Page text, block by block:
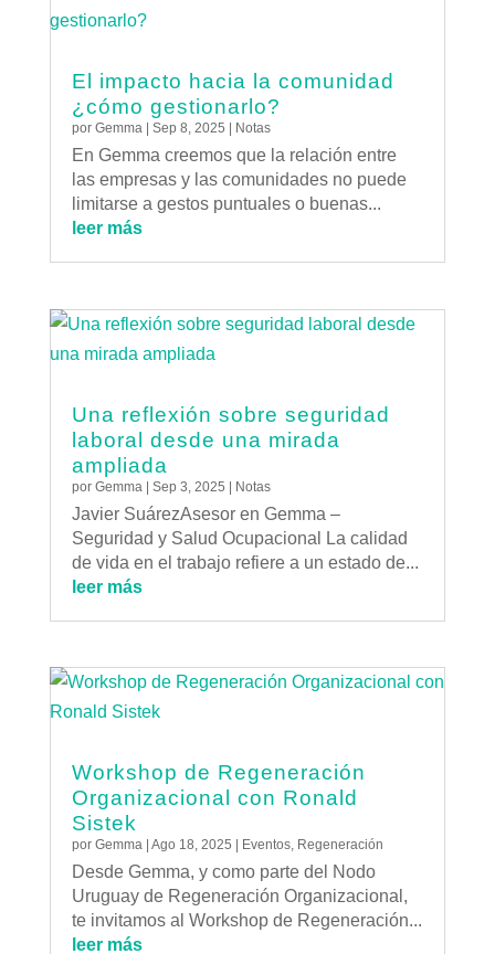
El impacto hacia la comunidad
¿cómo gestionarlo?
por Gemma| Sep 8, 2025 Notas
En Gemma creemos que la relación entre
las empresas y las comunidades no puede
limitarse a gestos puntuales o buenas...
leer más
Una reflexión sobre seguridad
laboral desde una mirada
ampliada
por Gemma | Sep 3, 2025 | Notas
Javier SuárezAsesor en Gemma –
Seguridad y Salud Ocupacional La calidad
de vida en el trabajo refiere a un estado de...
leer más
Workshop de Regeneración
Organizacional con Ronald
Sistek
por Gemma| Ago 18, 2025 | Eventos, Regeneración
Desde Gemma, y como parte del Nodo
Uruguay de Regeneración Organizacional,
te invitamos al Workshop de Regeneración...
leer más